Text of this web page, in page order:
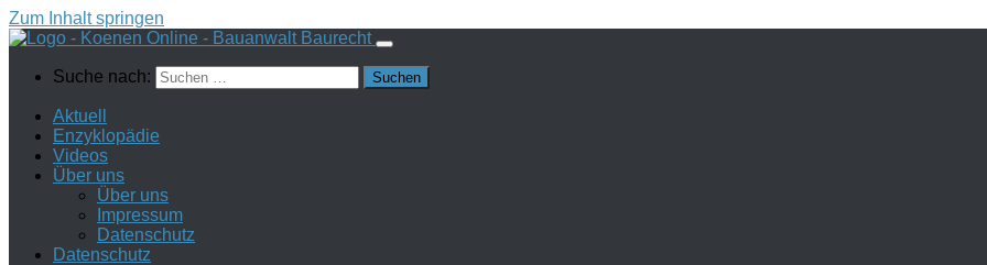
Zum Inhalt springen
Suche nach:
Aktuell
Enzyklopädie
Videos
Über uns
Über uns
Impressum
Datenschutz
Datenschutz